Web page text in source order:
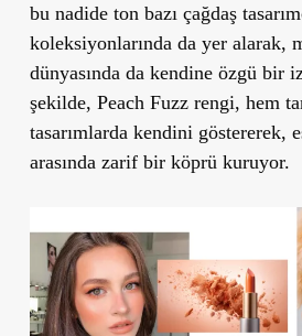
bu nadide ton bazı çağdaş
koleksiyonlarında da yer alarak,
dünyasında da kendine özgü bir
şekilde, Peach Fuzz rengi, hem
tasarımlarda kendini göstererek,
arasında zarif bir köprü kuruyor.